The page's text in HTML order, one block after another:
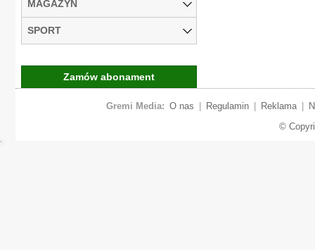
MAGAZYN
SPORT
Zamów abonament
Gremi Media: O nas Regulamin Reklama
©